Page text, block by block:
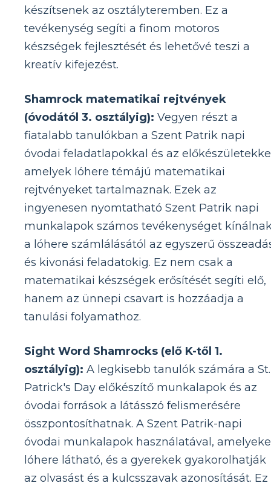
készítsenek az osztályteremben. Ez a
tevékenység segíti a finom motoros
készségek fejlesztését és lehetővé teszi a
kreatív kifejezést.
Shamrock matematikai rejtvények
(óvodától 3. osztályig): Vegyen részt a
fiatalabb tanulókban a Szent Patrik napi
óvodai feladatlapokkal és az
amelyek lóhere témájú matematikai
rejtvényeket tartalmaznak. Ezek az
ingyenesen nyomtatható Szent Patrik napi
munkalapok számos tevékenységet
a lóhere számlálásától az egyszerű
és kivonási feladatokig. Ez nem csak a
matematikai készségek erősítését segíti elő,
hanem az ünnepi csavart is hozzáadja a
tanulási folyamathoz.
Sight Word Shamrocks (elő K-től 1.
osztályig): A legkisebb tanulók számára a St.
Patrick's Day előkészítő munkalapok és az
óvodai források a látásszó felismerésére
összpontosíthatnak. A Szent Patrik-napi
óvodai munkalapok használatával,
lóhere látható, és a gyerekek gyakorolhatják
az olvasást és a kulcsszavak azonosítását. Ez